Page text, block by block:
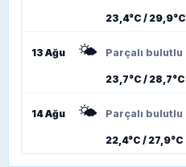
23,4°C / 29,9°C
13 Ağu 🌤️ Parçalı bulutlu
23,7°C / 28,7°C
14 Ağu 🌤️ Parçalı bulutlu
22,4°C / 27,9°C